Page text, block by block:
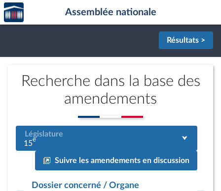
Aller au contenu
Aller en bas de la page
Accèder
à la
page
Assemblée nationale
Résultats >
Recherche dans la base des
amendements
Législature
15e
Suivre les amendements en discussion
Dossier concerné / Organe